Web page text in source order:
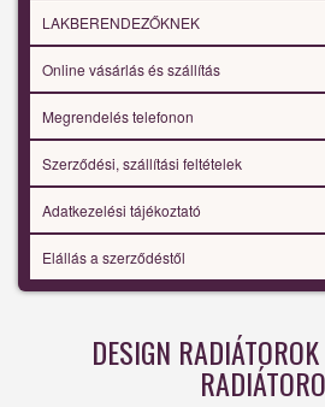
LAKBERENDEZŐKNEK
Online vásárlás és szállítás
Megrendelés telefonon
Szerződési, szállítási feltételek
Adatkezelési tájékoztató
Elállás a szerződéstől
DESIGN